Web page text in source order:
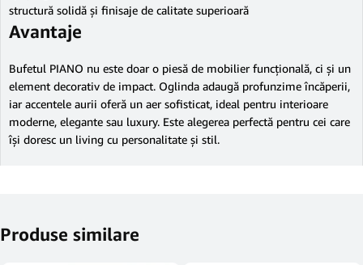
structură solidă și finisaje de calitate superioară
Avantaje
Bufetul PIANO nu este doar o piesă de mobilier funcțională, ci și un
element decorativ de impact. Oglinda adaugă profunzime încăperii,
iar accentele aurii oferă un aer sofisticat, ideal pentru interioare
moderne, elegante sau luxury. Este alegerea perfectă pentru cei care
își doresc un living cu personalitate și stil.
Produse similare